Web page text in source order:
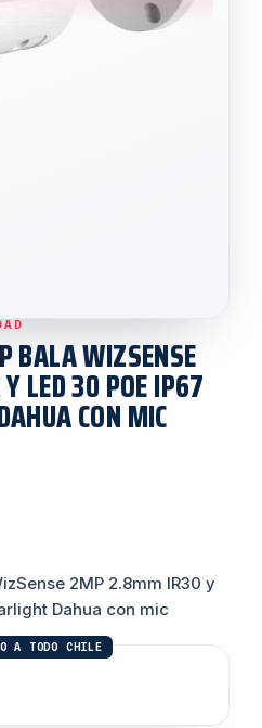
BALA WIZSENSE
LED 30 POE IP67
CON MIC
2MP 2.8mm IR30 y
Dahua con mic